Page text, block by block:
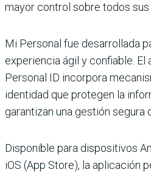
mayor control sobre todos sus
Mi Personal fue desarrollada
experiencia ágil y confiable.
Personal ID incorpora
identidad que protegen la
garantizan una gestión segura
Disponible para dispositivos
iOS (App Store), la aplicación